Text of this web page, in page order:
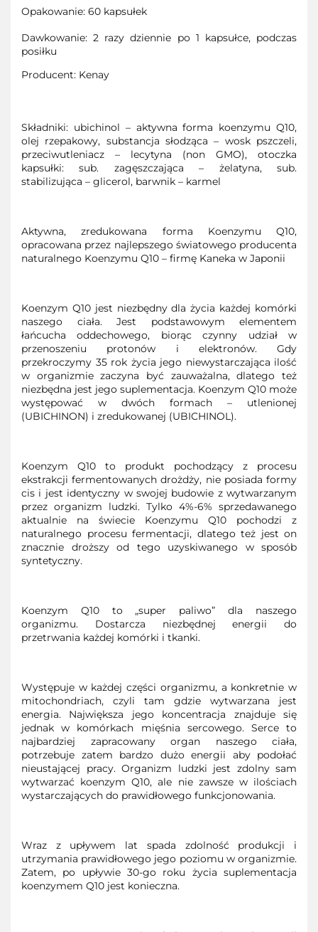
Opakowanie: 60 kapsułek
Dawkowanie: 2 razy dziennie po 1 kapsułce, podczas
posiłku
Producent: Kenay
Składniki: ubichinol – aktywna forma koenzymu Q10,
olej rzepakowy, substancja słodząca – wosk pszczeli,
przeciwutleniacz – lecytyna (non GMO), otoczka
kapsułki: sub. zagęszczająca – żelatyna, sub.
stabilizująca – glicerol, barwnik – karmel
Aktywna, zredukowana forma Koenzymu Q10,
opracowana przez najlepszego światowego producenta
naturalnego Koenzymu Q10 – firmę Kaneka w Japonii
Koenzym Q10 jest niezbędny dla życia każdej komórki
naszego ciała. Jest podstawowym elementem
łańcucha oddechowego, biorąc czynny udział w
przenoszeniu protonów i elektronów. Gdy
przekroczymy 35 rok życia jego niewystarczająca ilość
w organizmie zaczyna być zauważalna, dlatego też
niezbędna jest jego suplementacja. Koenzym Q10 może
występować w dwóch formach – utlenionej
(UBICHINON) i zredukowanej (UBICHINOL).
Koenzym Q10 to produkt pochodzący z procesu
ekstrakcji fermentowanych drożdży, nie posiada formy
cis i jest identyczny w swojej budowie z wytwarzanym
przez organizm ludzki. Tylko 4%-6% sprzedawanego
aktualnie na świecie Koenzymu Q10 pochodzi z
naturalnego procesu fermentacji, dlatego też jest on
znacznie droższy od tego uzyskiwanego w sposób
syntetyczny.
Koenzym Q10 to „super paliwo” dla naszego
organizmu. Dostarcza niezbędnej energii do
przetrwania każdej komórki i tkanki.
Występuje w każdej części organizmu, a konkretnie w
mitochondriach, czyli tam gdzie wytwarzana jest
energia. Największa jego koncentracja znajduje się
jednak w komórkach mięśnia sercowego. Serce to
najbardziej zapracowany organ naszego ciała,
potrzebuje zatem bardzo dużo energii aby podołać
nieustającej pracy. Organizm ludzki jest zdolny sam
wytwarzać koenzym Q10, ale nie zawsze w ilościach
wystarczających do prawidłowego funkcjonowania.
Wraz z upływem lat spada zdolność produkcji i
utrzymania prawidłowego jego poziomu w organizmie.
Zatem, po upływie 30-go roku życia suplementacja
koenzymem Q10 jest konieczna.